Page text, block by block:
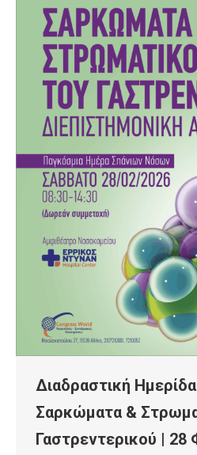
Διαδραστική
Σαρκώματα &
Γαστρεντερικού | 28